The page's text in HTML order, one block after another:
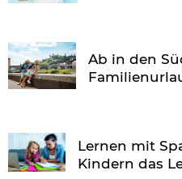
Ab in den
Lernen mit
Kindern das